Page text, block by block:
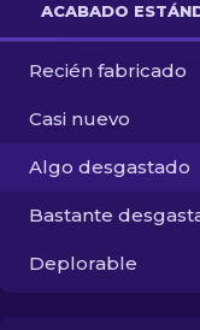
Otro
ACABADO
Recién fabricado
Casi nuevo
Algo desgastado
Bastante
Deplorable